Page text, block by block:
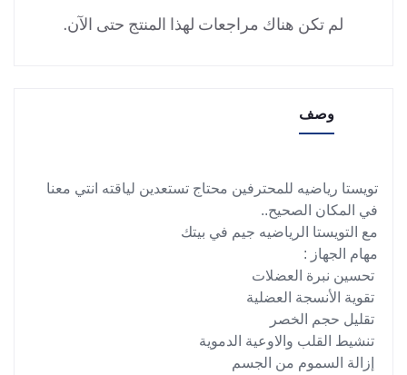
لم تكن هناك مراجعات لهذا المنتج حتى الآن.
وصف
تويستا رياضيه للمحترفين محتاج تستعدين لياقته انتي معنا
في المكان الصحيح..
مع التويستا الرياضيه جيم في بيتك
مهام الجهاز :
تحسين نبرة العضلات
تقوية الأنسجة العضلية
تقليل حجم الخصر
تنشيط القلب والاوعية الدموية
إزالة السموم من الجسم